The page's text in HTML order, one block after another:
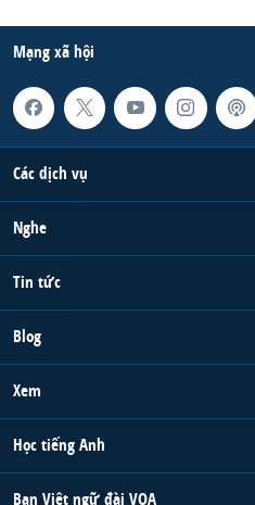
Mạng xã hội
Các dịch vụ
Nghe
Tin tức
Blog
Xem
Học tiếng Anh
Ban Việt ngữ đài VOA